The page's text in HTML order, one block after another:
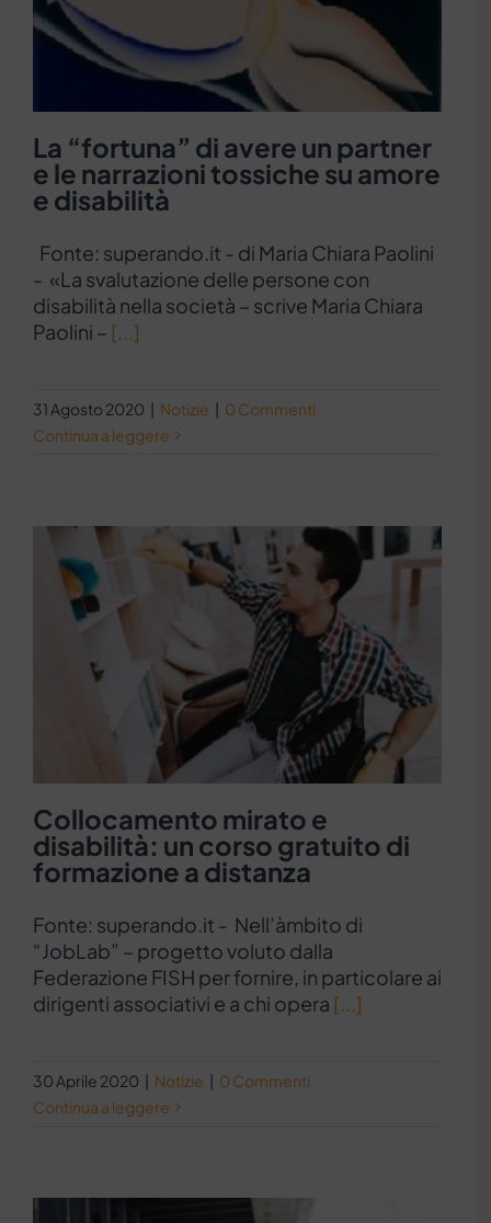
La “fortuna” di avere un partner
e le narrazioni tossiche su amore
e disabilità
Fonte: superando.it - di Maria Chiara Paolini
- «La svalutazione delle persone con
disabilità nella società – scrive Maria Chiara
Paolini – [...]
31 Agosto 2020 | Notizie | 0 Commenti
Continua a leggere
Collocamento mirato e
disabilità: un corso gratuito di
formazione a distanza
Fonte: superando.it - Nell’àmbito di
“JobLab” – progetto voluto dalla
Federazione FISH per fornire, in particolare ai
dirigenti associativi e a chi opera [...]
30 Aprile 2020 | Notizie | 0 Commenti
Continua a leggere